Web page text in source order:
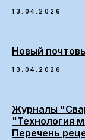
13.04.2026
Новый
13.04.2026
Журналы
"Технология
Перечень